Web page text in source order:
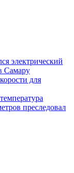
электрический
Самару
для
преследовал